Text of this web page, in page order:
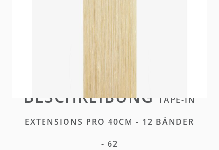
ein Konto erstellen
BESCHREIBUNG TAPE-IN
EXTENSIONS PRO 40CM - 12 BÄNDER
- 62